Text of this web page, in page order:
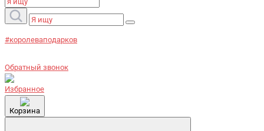
#королеваподарков
Обратный звонок
Избранное
Корзина